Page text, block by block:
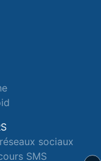
sociaux
SMS